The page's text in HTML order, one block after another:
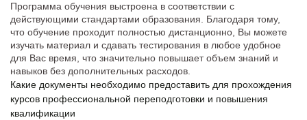
Программа обучения выстроена в соответствии с
действующими стандартами образования. Благодаря тому,
что обучение проходит полностью дистанционно, Вы можете
изучать материал и сдавать тестирования в любое удобное
для Вас время, что значительно повышает объем знаний и
навыков без дополнительных расходов.
Какие документы необходимо предоставить для прохождения
курсов профессиональной переподготовки и повышения
квалификации